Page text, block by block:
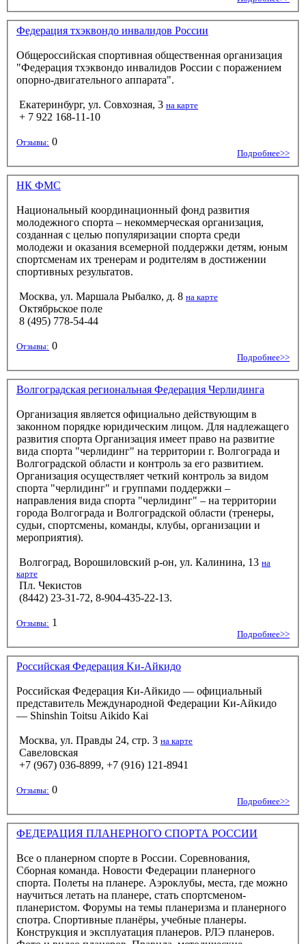
Федерация тхэквондо инвалидов России
Общероссийская спортивная общественная организация
"Федерация тхэквондо инвалидов России с поражением
опорно-двигательного аппарата".
Екатеринбург, ул. Совхозная, 3 на карте
+ 7 922 168-11-10
Отзывы: 0
Подробнее>>
НК ФМС
Национальный координационный фонд развития
молодежного спорта – некоммерческая организация,
созданная с целью популяризации спорта среди
молодежи и оказания всемерной поддержки детям, юным
спортсменам их тренерам и родителям в достижении
спортивных результатов.
Москва, ул. Маршала Рыбалко, д. 8 на карте
Октябрьское поле
8 (495) 778-54-44
Отзывы: 0
Подробнее>>
Волгоградская региональная Федерация Черлидинга
Организация является официально действующим в
законном порядке юридическим лицом. Для надлежащего
развития спорта Организация имеет право на развитие
вида спорта "черлидинг" на территории г. Волгограда и
Волгоградской области и контроль за его развитием.
Организация осуществляет четкий контроль за видом
спорта "черлидинг" и группами поддержки –
направления вида спорта "черлидинг" – на территории
города Волгограда и Волгоградской области (тренеры,
судьи, спортсмены, команды, клубы, организации и
мероприятия).
Волгоград, Ворошиловский р-он, ул. Калинина, 13 на
карте
Пл. Чекистов
(8442) 23-31-72, 8-904-435-22-13.
Отзывы: 1
Подробнее>>
Poccийcкaя Фeдepaция Kи-Aйкидo
Российская Федерация Ки-Айкидо — официальный
представитель Международной Федерации Ки-Айкидо
— Shinshin Toitsu Aikido Kai
Москва, ул. Пpaвды 24, cтp. 3 на карте
Савеловская
+7 (967) 036-8899, +7 (916) 121-8941
Отзывы: 0
Подробнее>>
ФЕДЕРАЦИЯ ПЛАНЕРНОГО СПОРТА РОССИИ
Все о планерном спорте в России. Соревнования,
Сборная команда. Новости Федерации планерного
спорта. Полеты на планере. Аэроклубы, места, где можно
научиться летать на планере, стать спортсменом-
планеристом. Форумы на темы планеризма и планерного
спотра. Спортивные планёры, учебные планеры.
Конструкция и эксплуатация планеров. РЛЭ планеров.